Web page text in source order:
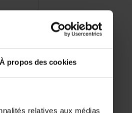
À propos des cookies
relatives aux médias